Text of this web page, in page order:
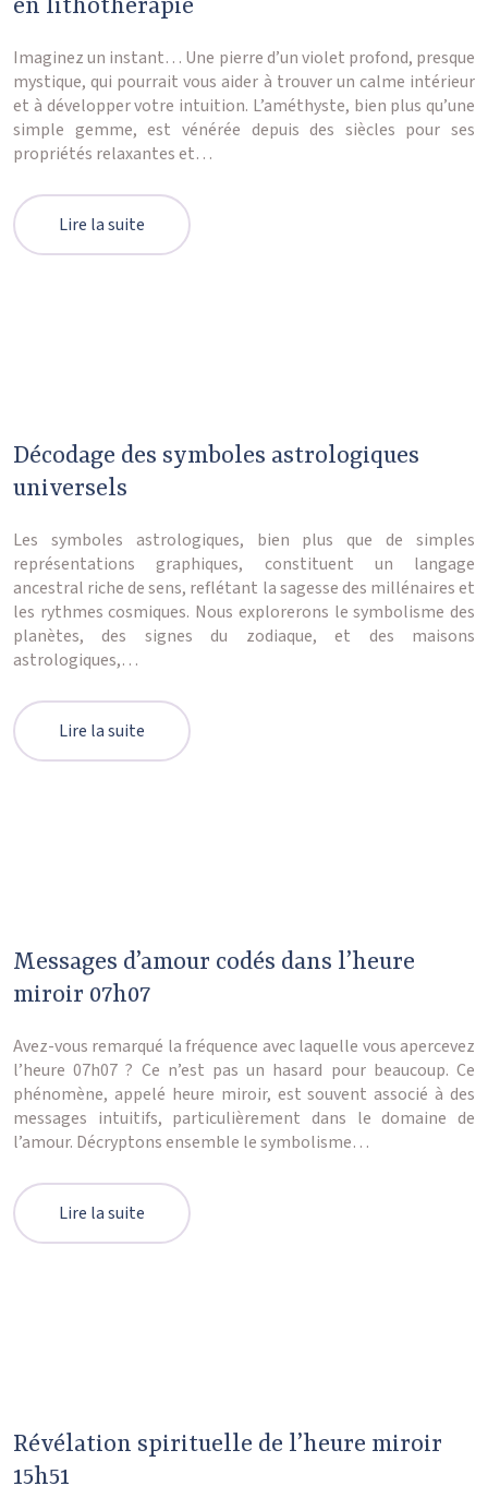
en lithothérapie
Imaginez un instant… Une pierre d’un violet profond, presque
mystique, qui pourrait vous aider à trouver un calme intérieur
et à développer votre intuition. L’améthyste, bien plus qu’une
simple gemme, est vénérée depuis des siècles pour ses
propriétés relaxantes et…
Lire la suite
Décodage des symboles astrologiques
universels
Les symboles astrologiques, bien plus que de simples
représentations graphiques, constituent un langage
ancestral riche de sens, reflétant la sagesse des millénaires et
les rythmes cosmiques. Nous explorerons le symbolisme des
planètes, des signes du zodiaque, et des maisons
astrologiques,…
Lire la suite
Messages d’amour codés dans l’heure
miroir 07h07
Avez-vous remarqué la fréquence avec laquelle vous apercevez
l’heure 07h07 ? Ce n’est pas un hasard pour beaucoup. Ce
phénomène, appelé heure miroir, est souvent associé à des
messages intuitifs, particulièrement dans le domaine de
l’amour. Décryptons ensemble le symbolisme…
Lire la suite
Révélation spirituelle de l’heure miroir
15h51